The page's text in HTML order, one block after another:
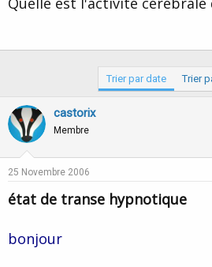
d
a
c
u
s
o
n
t
Trier par date Trier
castorix
Membre
25 Novembre 2006
état de transe hypnotique
bonjour